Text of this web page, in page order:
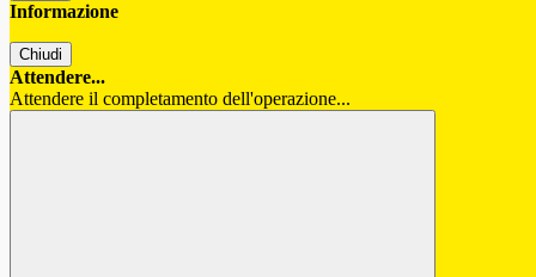
Informazione
Chiudi
Attendere...
Attendere il completamento dell'operazione...